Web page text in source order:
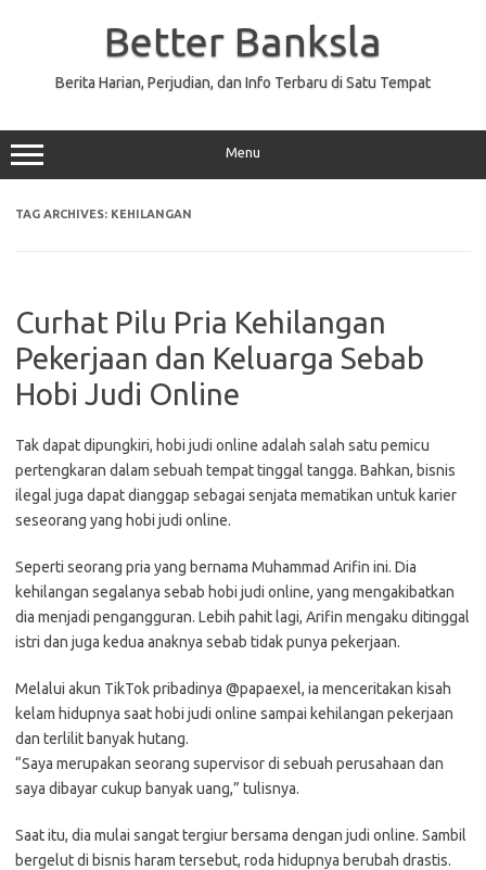
Better Banksla
Berita Harian, Perjudian, dan Info Terbaru di Satu Tempat
Menu
TAG ARCHIVES: KEHILANGAN
Curhat Pilu Pria Kehilangan
Pekerjaan dan Keluarga Sebab
Hobi Judi Online
Tak dapat dipungkiri, hobi judi online adalah salah satu pemicu
pertengkaran dalam sebuah tempat tinggal tangga. Bahkan, bisnis
ilegal juga dapat dianggap sebagai senjata mematikan untuk karier
seseorang yang hobi judi online.
Seperti seorang pria yang bernama Muhammad Arifin ini. Dia
kehilangan segalanya sebab hobi judi online, yang mengakibatkan
dia menjadi pengangguran. Lebih pahit lagi, Arifin mengaku ditinggal
istri dan juga kedua anaknya sebab tidak punya pekerjaan.
Melalui akun TikTok pribadinya @papaexel, ia menceritakan kisah
kelam hidupnya saat hobi judi online sampai kehilangan pekerjaan
dan terlilit banyak hutang.
“Saya merupakan seorang supervisor di sebuah perusahaan dan
saya dibayar cukup banyak uang,” tulisnya.
Saat itu, dia mulai sangat tergiur bersama dengan judi online. Sambil
bergelut di bisnis haram tersebut, roda hidupnya berubah drastis.